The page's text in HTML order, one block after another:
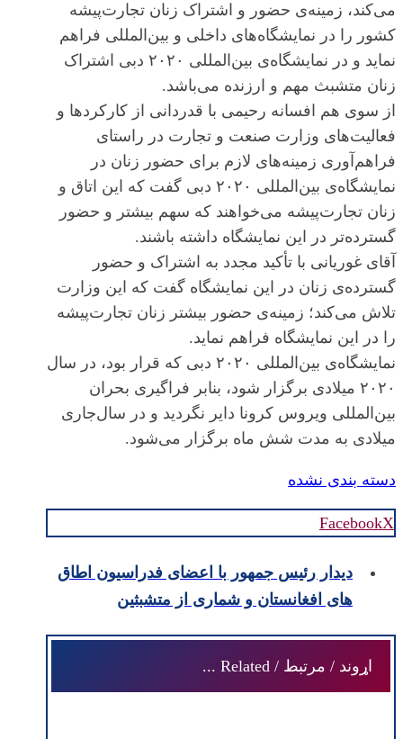
می‌کند، زمینه‌ی حضور و اشتراک زنان تجارت‌پیشه
کشور را در نمایشگاه‌های داخلی و بین‌المللی فراهم
نماید و در نمایشگاه‌ی بین‌المللی ۲۰۲۰ دبی اشتراک
زنان متشبث مهم و ارزنده می‌باشد.
از سوی هم افسانه رحیمی با قدردانی از کارکردها و
فعالیت‌های وزارت صنعت و تجارت در راستای
فراهم‌آوری زمینه‌های لازم برای حضور زنان در
نمایشگاه‌ی بین‌المللی ۲۰۲۰ دبی گفت که این اتاق و
زنان تجارت‌پیشه می‌خواهند که سهم بیشتر و حضور
گسترده‌تر در این نمایشگاه داشته باشند.
آقای غوریانی با تأکید مجدد به اشتراک و حضور
گسترده‌ی زنان در این نمایشگاه گفت که این وزارت
تلاش می‌کند؛ زمینه‌ی حضور بیشتر زنان تجارت‌پیشه
را در این نمایشگاه فراهم نماید.
نمایشگاه‌ی بین‌المللی ۲۰۲۰ دبی که قرار بود، در سال
۲۰۲۰ میلادی برگزار شود، بنابر فراگیری بحران
بین‌المللی ویروس کرونا دایر نگردید و در سال‌جاری
میلادی به مدت شش ماه برگزار می‌شود.
دسته بندی نشده
FacebookX
دیدار رئیس جمهور با اعضای فدراسیون اطاق
های افغانستان و شماری از متشبثین
اړوند / مرتبط / Related ...